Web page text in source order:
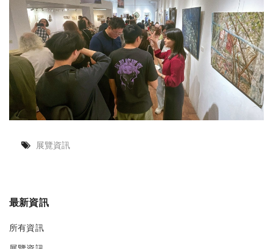
展覽資訊
最新資訊
所有資訊